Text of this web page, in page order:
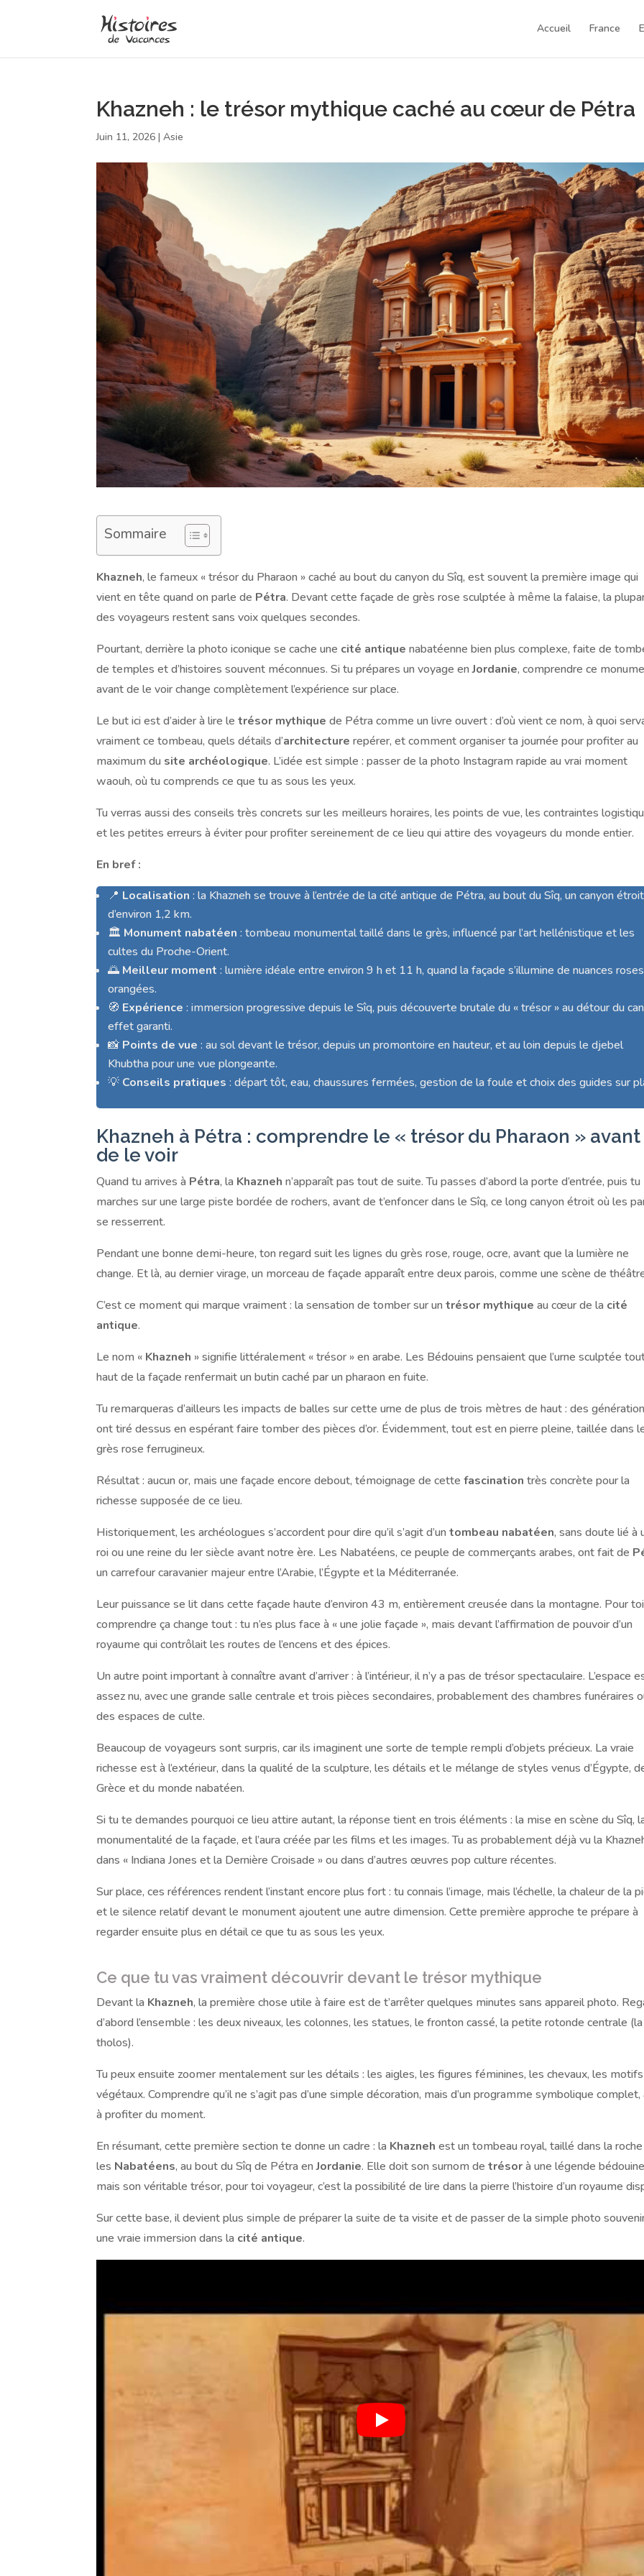
Accueil France
Khazneh : le trésor mythique caché au cœur de Pétra
Juin 11, 2026 |Asie
Sommaire
Khazneh, le fameux « trésor du Pharaon » caché au bout du canyon du Sîq, est souvent la première image qui
vient en tête quand on parle de Pétra. Devant cette façade de grès rose sculptée à même la falaise, la
des voyageurs restent sans voix quelques secondes.
Pourtant, derrière la photo iconique se cache une cité antique nabatéenne bien plus complexe, faite de
de temples et d’histoires souvent méconnues. Si tu prépares un voyage enJordanie, comprendre ce
avant de le voir change complètement l’expérience sur place.
Le but ici est d’aider à lire letrésor mythique de Pétra comme un livre ouvert : d’où vient ce nom, à quoi
vraiment ce tombeau, quels détails d’architecture repérer, et comment organiser ta journée pour profiter au
maximum du site archéologique. L’idée est simple : passer de la photo Instagram rapide au vrai moment
waouh, où tu comprends ce que tu as sous les yeux.
Tu verras aussi des conseils très concrets sur les meilleurs horaires, les points de vue, les contraintes
et les petites erreurs à éviter pour profiter sereinement de ce lieu qui attire des voyageurs du monde entier.
En bref :
📍 Localisation : la Khazneh se trouve à l’entrée de la cité antique de Pétra, au bout du Sîq, un canyon étroit
d’environ 1,2 km.
🏛️ Monument nabatéen : tombeau monumental taillé dans le grès, influencé par l’art hellénistique et les
cultes du Proche-Orient.
🌅 Meilleur moment : lumière idéale entre environ 9 h et 11 h, quand la façade s’illumine de nuances
orangées.
🧭 Expérience : immersion progressive depuis le Sîq, puis découverte brutale du « trésor » au détour du
effet garanti.
📸 Points de vue : au sol devant le trésor, depuis un promontoire en hauteur, et au loin depuis le djebel
Khubtha pour une vue plongeante.
💡 Conseils pratiques : départ tôt, eau, chaussures fermées, gestion de la foule et choix des guides sur
Khazneh à Pétra : comprendre le « trésor du Pharaon » avant
de le voir
Quand tu arrives à Pétra, la Khazneh n’apparaît pas tout de suite. Tu passes d’abord la porte d’entrée, puis tu
marches sur une large piste bordée de rochers, avant de t’enfoncer dans le Sîq, ce long canyon étroit où les
se resserrent.
Pendant une bonne demi-heure, ton regard suit les lignes du grès rose, rouge, ocre, avant que la lumière ne
change. Et là, au dernier virage, un morceau de façade apparaît entre deux parois, comme une scène de
C’est ce moment qui marque vraiment : la sensation de tomber sur untrésor mythique au cœur de la cité
antique.
Le nom « Khazneh » signifie littéralement « trésor » en arabe. Les Bédouins pensaient que l’urne sculptée
haut de la façade renfermait un butin caché par un pharaon en fuite.
Tu remarqueras d’ailleurs les impacts de balles sur cette urne de plus de trois mètres de haut : des
ont tiré dessus en espérant faire tomber des pièces d’or. Évidemment, tout est en pierre pleine, taillée dans
grès rose ferrugineux.
Résultat : aucun or, mais une façade encore debout, témoignage de cettefascination très concrète pour la
richesse supposée de ce lieu.
Historiquement, les archéologues s’accordent pour dire qu’il s’agit d’untombeau nabatéen, sans doute lié à
roi ou une reine du Ier siècle avant notre ère. Les Nabatéens, ce peuple de commerçants arabes, ont fait de
un carrefour caravanier majeur entre l’Arabie, l’Égypte et la Méditerranée.
Leur puissance se lit dans cette façade haute d’environ 43 m, entièrement creusée dans la montagne. Pour
comprendre ça change tout : tu n’es plus face à « une jolie façade », mais devant l’affirmation de pouvoir d’un
royaume qui contrôlait les routes de l’encens et des épices.
Un autre point important à connaître avant d’arriver : à l’intérieur, il n’y a pas de trésor spectaculaire. L’espace
assez nu, avec une grande salle centrale et trois pièces secondaires, probablement des chambres funéraires
des espaces de culte.
Beaucoup de voyageurs sont surpris, car ils imaginent une sorte de temple rempli d’objets précieux. La vraie
richesse est à l’extérieur, dans la qualité de la sculpture, les détails et le mélange de styles venus d’Égypte,
Grèce et du monde nabatéen.
Si tu te demandes pourquoi ce lieu attire autant, la réponse tient en trois éléments : la mise en scène du Sîq,
monumentalité de la façade, et l’aura créée par les films et les images. Tu as probablement déjà vu la
dans « Indiana Jones et la Dernière Croisade » ou dans d’autres œuvres pop culture récentes.
Sur place, ces références rendent l’instant encore plus fort : tu connais l’image, mais l’échelle, la chaleur de la
et le silence relatif devant le monument ajoutent une autre dimension. Cette première approche te prépare à
regarder ensuite plus en détail ce que tu as sous les yeux.
Ce que tu vas vraiment découvrir devant le trésor mythique
Devant la Khazneh, la première chose utile à faire est de t’arrêter quelques minutes sans appareil photo.
d’abord l’ensemble : les deux niveaux, les colonnes, les statues, le fronton cassé, la petite rotonde centrale (la
tholos).
Tu peux ensuite zoomer mentalement sur les détails : les aigles, les figures féminines, les chevaux, les motifs
végétaux. Comprendre qu’il ne s’agit pas d’une simple décoration, mais d’un programme symbolique complet,
à profiter du moment.
En résumant, cette première section te donne un cadre : la Khazneh est un tombeau royal, taillé dans la
les Nabatéens, au bout du Sîq de Pétra enJordanie. Elle doit son surnom detrésorà une légende
mais son véritable trésor, pour toi voyageur, c’est la possibilité de lire dans la pierre l’histoire d’un royaume
Sur cette base, il devient plus simple de préparer la suite de ta visite et de passer de la simple photo
une vraie immersion dans la cité antique.